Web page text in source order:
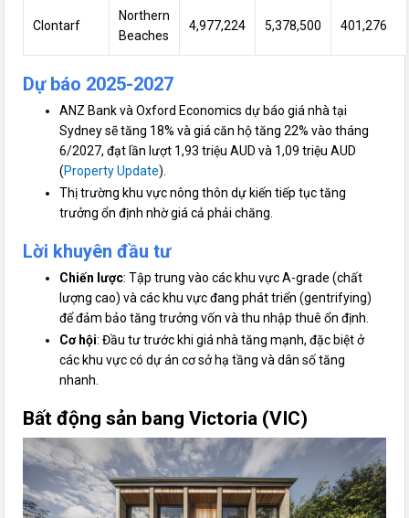
Clontarf
Northern
Beaches
4,977,224 5,378,500 401,276
Dự báo 2025-2027
ANZ Bank và Oxford Economics dự báo giá nhà tại
Sydney sẽ tăng 18% và giá căn hộ tăng 22% vào tháng
6/2027, đạt lần lượt 1,93 triệu AUD và 1,09 triệu AUD
(Property Update).
Thị trường khu vực nông thôn dự kiến tiếp tục tăng
trưởng ổn định nhờ giá cả phải chăng.
Lời khuyên đầu tư
Chiến lược: Tập trung vào các khu vực A-grade (chất
lượng cao) và các khu vực đang phát triển (gentrifying)
để đảm bảo tăng trưởng vốn và thu nhập thuê ổn định.
Cơ hội: Đầu tư trước khi giá nhà tăng mạnh, đặc biệt ở
các khu vực có dự án cơ sở hạ tầng và dân số tăng
nhanh.
Bất động sản bangVictoria (VIC)